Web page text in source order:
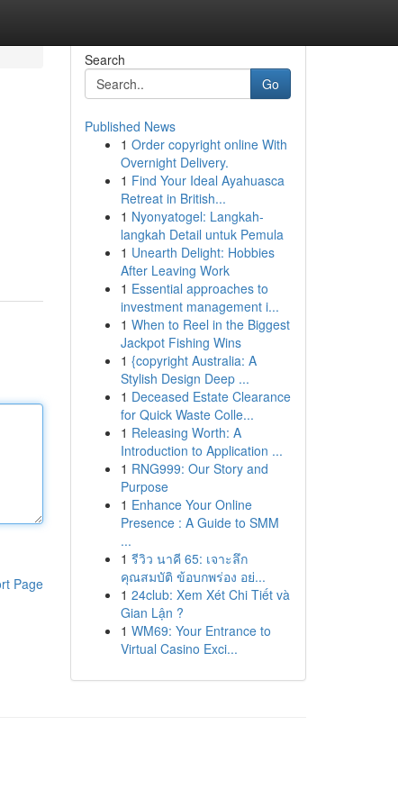
Page
Search
Go
Published News
1 Order copyright online With
Overnight Delivery.
1 Find Your Ideal Ayahuasca
Retreat in British...
1 Nyonyatogel: Langkah-
langkah Detail untuk Pemula
1 Unearth Delight: Hobbies
After Leaving Work
1 Essential approaches to
investment management i...
1 When to Reel in the Biggest
Jackpot Fishing Wins
1 {copyright Australia: A
Stylish Design Deep ...
1 Deceased Estate Clearance
for Quick Waste Colle...
1 Releasing Worth: A
Introduction to Application ...
1 RNG999: Our Story and
Purpose
1 Enhance Your Online
Presence : A Guide to SMM
...
1 รีวิว นาคี 65: เจาะลึก
คุณสมบัติ ข้อบกพร่อง อย่...
1 24club: Xem Xét Chi Tiết và
Gian Lận ?
1 WM69: Your Entrance to
Virtual Casino Exci...